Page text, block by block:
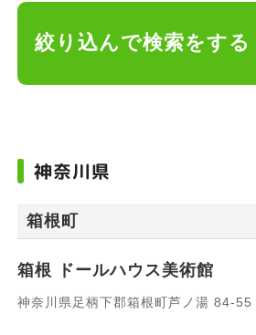
絞り込んで検索をする
エリア
神奈川県
箱根町
箱根 ドールハウス美術館
神奈川県足柄下郡箱根町芦ノ湯 84-55